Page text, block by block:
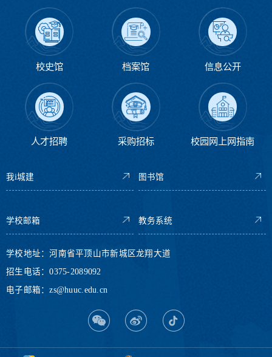
校史馆 档案馆 信息公开
人才招聘 采购招标 校园网上网指南
我i城建 图书馆
学校邮箱 教务系统
学校地址：河南省平顶山市新城区龙翔大道
招生电话：0375-2089092
电子邮箱：zs@huuc.edu.cn